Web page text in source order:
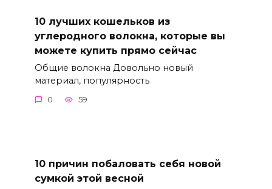
10 лучших кошельков из
углеродного волокна, которые вы
можете купить прямо сейчас
Общие волокна Довольно новый
материал, популярность
0 59
10 причин побаловать себя новой
сумкой этой весной